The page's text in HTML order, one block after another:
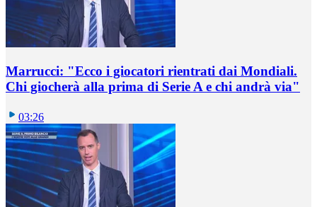
Marrucci: "Ecco i giocatori rientrati dai Mondiali.
Chi giocherà alla prima di Serie A e chi andrà via"
03:26